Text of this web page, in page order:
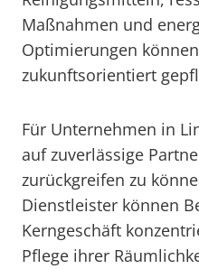
Maßnahmen und
Optimierungen
zukunftsorientiert
Für Unternehmen in
auf zuverlässige
zurückgreifen zu
Dienstleister können
Kerngeschäft
Pflege ihrer